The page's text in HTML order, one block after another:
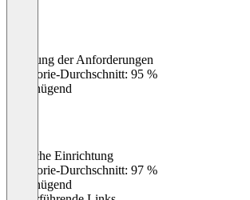
Erfüllung der Anforderungen
Kategorie-Durchschnitt: 95 %
Ungenügend
Einfache Einrichtung
Kategorie-Durchschnitt: 97 %
Ungenügend